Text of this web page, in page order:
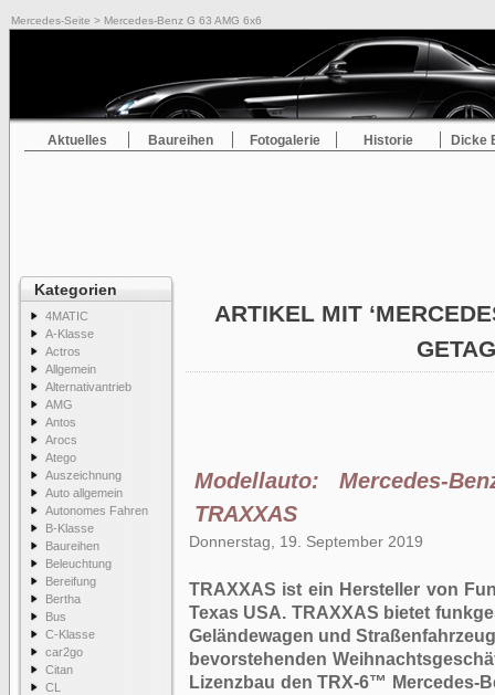
Mercedes-Seite > Mercedes-Benz G 63 AMG 6x6
Aktuelles Baureihen Fotogalerie Historie Dicke
Kategorien
4MATIC
A-Klasse
Actros
Allgemein
Alternativantrieb
AMG
Antos
Arocs
Atego
Auszeichnung
Auto allgemein
Autonomes Fahren
B-Klasse
Baureihen
Beleuchtung
Bereifung
Bertha
Bus
C-Klasse
car2go
Citan
CL
ARTIKEL MIT
Modellauto: Mercedes-
TRAXXAS
Donnerstag, 19. September 2019
TRAXXAS ist ein Hersteller von
Texas USA. TRAXXAS bietet
Geländewagen und
bevorstehenden
Lizenzbau den TRX-6™ Mercedes-